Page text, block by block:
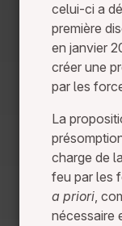
celui-ci a
première
en janvier
créer une
par les
La
charge de
feu par les
a priori,
nécessaire